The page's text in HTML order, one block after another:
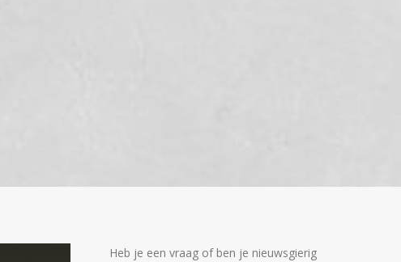
Heb je een vraag of ben je nieuwsgierig